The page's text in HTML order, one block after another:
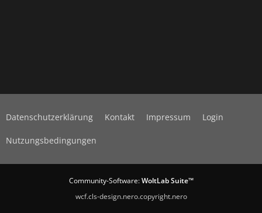
Datenschutzerklärung Kontakt Impressum Login
Nutzungsbedingungen
Community-Software:WoltLab Suite™
wcf.cls-design.nero.copyright.nero